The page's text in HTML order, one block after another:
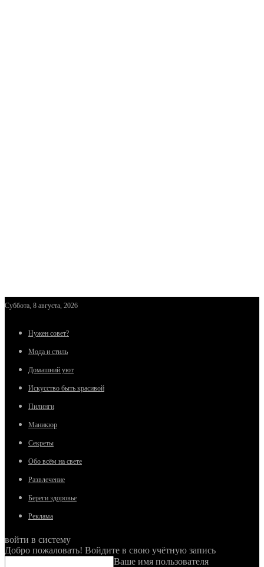
Суббота, 8 августа, 2026
Нужен совет?
Мода и стиль
Домашний уют
Искусство быть красивой
Пилинги
Маникюр
Секреты
Обо всём на свете
Развлечение
Береги здоровье
Реклама
войти в систему
Добро пожаловать! Войдите в свою учётную запись
Ваше имя пользователя